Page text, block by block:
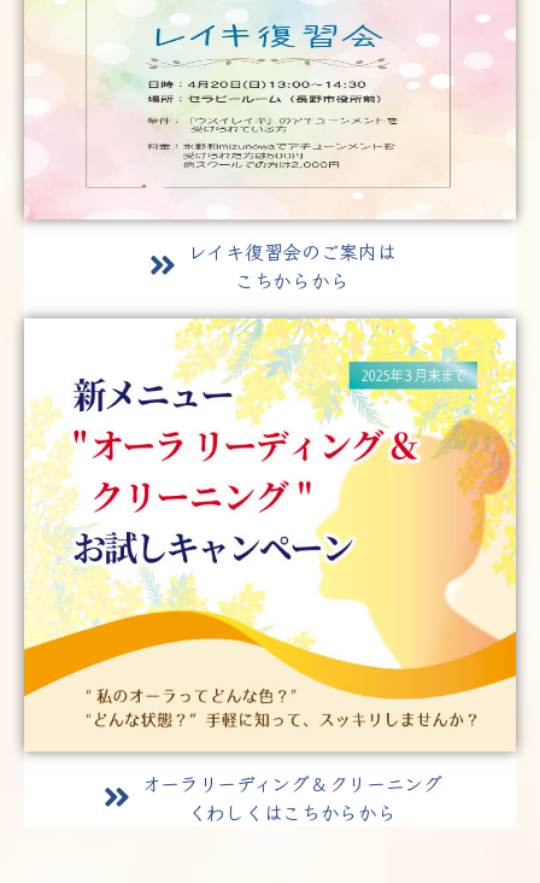
レイキ復習会のご案内は
こちからから
オーラリーディング＆クリーニング
くわしくはこちからから